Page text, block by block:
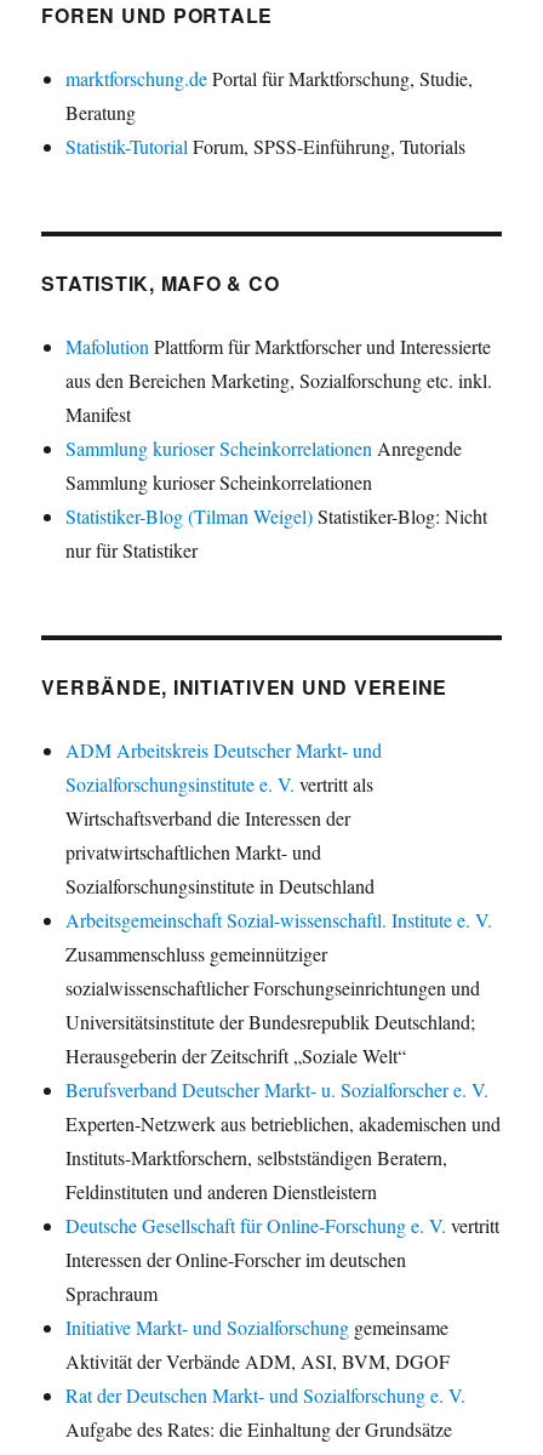
FOREN UND PORTALE
marktforschung.dePortal für Marktforschung, Studie,
Beratung
Statistik-Tutorial Forum, SPSS-Einführung, Tutorials
STATISTIK, MAFO & CO
Mafolution Plattform für Marktforscher und Interessierte
aus den Bereichen Marketing, Sozialforschung etc. inkl.
Manifest
Sammlung kurioser Scheinkorrelationen Anregende
Sammlung kurioser Scheinkorrelationen
Statistiker-Blog (Tilman Weigel)Statistiker-Blog: Nicht
nur für Statistiker
VERBÄNDE, INITIATIVEN UND VEREINE
ADM Arbeitskreis Deutscher Markt- und
Sozialforschungsinstitute e. V. vertritt als
Wirtschaftsverband die Interessen der
privatwirtschaftlichen Markt- und
Sozialforschungsinstitute in Deutschland
Arbeitsgemeinschaft Sozial-wissenschaftl. Institute e. V.
Zusammenschluss gemeinnütziger
sozialwissenschaftlicher Forschungseinrichtungen und
Universitätsinstitute der Bundesrepublik Deutschland;
Herausgeberin der Zeitschrift „Soziale Welt“
Berufsverband Deutscher Markt- u. Sozialforscher e. V.
Experten-Netzwerk aus betrieblichen, akademischen und
Instituts-Marktforschern, selbstständigen Beratern,
Feldinstituten und anderen Dienstleistern
Deutsche Gesellschaft für Online-Forschung e. V. vertritt
Interessen der Online-Forscher im deutschen
Sprachraum
Initiative Markt- und Sozialforschung gemeinsame
Aktivität der Verbände ADM, ASI, BVM, DGOF
Rat der Deutschen Markt- und Sozialforschung e. V.
Aufgabe des Rates: die Einhaltung der Grundsätze